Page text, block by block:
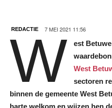
REDACTIE 7 MEI 2021 11:56
W
est
West
sectoren
binnen de gemeente West
harte welkom en wijzen hen